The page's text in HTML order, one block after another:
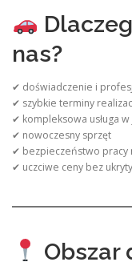
nas?
✔ doświadczenie i
✔ szybkie terminy
✔ kompleksowa usługa
✔ nowoczesny sprzęt
✔ bezpieczeństwo pracy
✔ uczciwe ceny bez
Obszar